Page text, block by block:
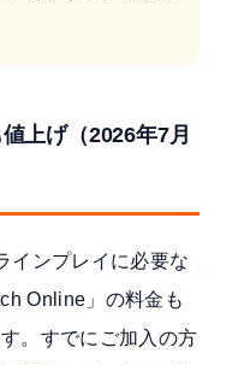
上げ（2026年7月
インプレイに必要な
Online」の料金も
。すでにご加入の方